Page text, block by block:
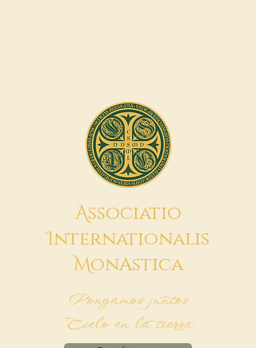
Associatio
Internationalis
MonAstica
Pongamos juntos
Cielo en la tierra